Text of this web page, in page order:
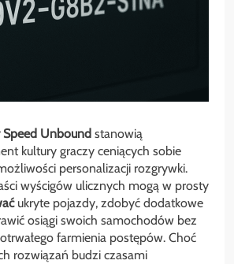
Speed Unbound stanowią
kultury graczy ceniących sobie
personalizacji rozgrywki.
wyścigów ulicznych mogą w prosty
ukryte pojazdy, zdobyć dodatkowe
osiągi swoich samochodów bez
farmienia postępów. Choć
rozwiązań budzi czasami